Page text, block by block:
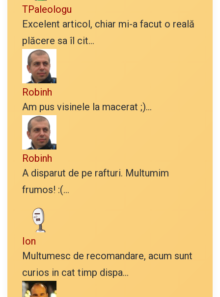
TPaleologu
Excelent articol, chiar mi-a facut o reală
plăcere sa îl cit...
Robinh
Am pus visinele la macerat ;)...
Robinh
A disparut de pe rafturi. Multumim
frumos! :(...
Ion
Multumesc de recomandare, acum sunt
curios in cat timp dispa...